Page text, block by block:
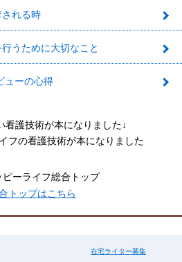
れる時
うために大切なこと
ューの心得
看護技術が本になりました↓
ピーライフ総合トップ
在宅ライター募集